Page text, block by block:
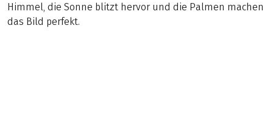
Himmel, die Sonne blitzt hervor und die Palmen machen
das Bild perfekt.